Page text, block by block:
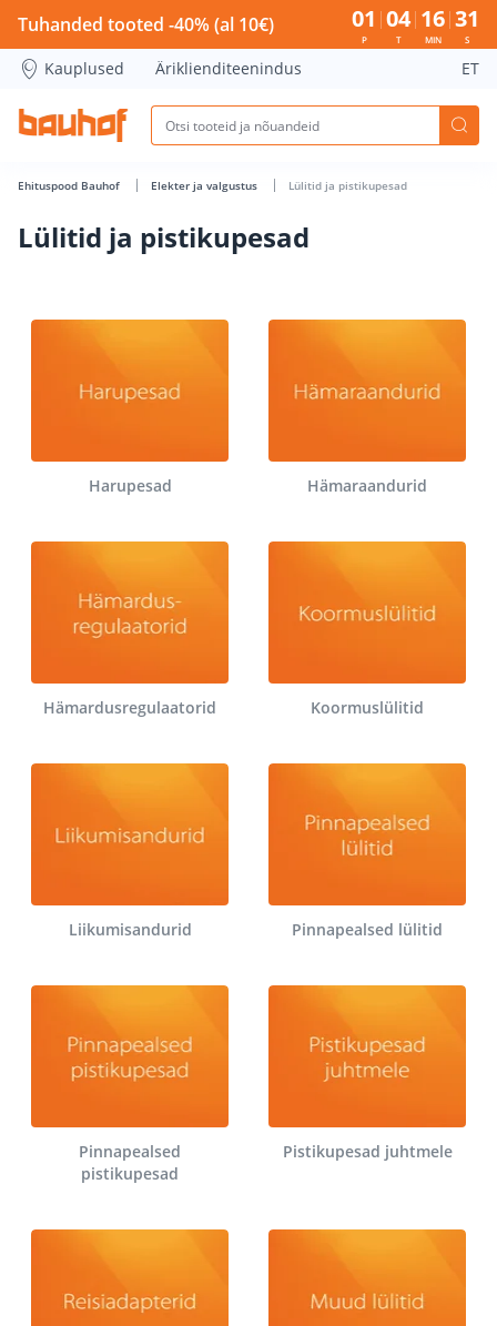
Lülitid ja pistikupesad - Bauhof has loaded
Tuhanded tooted -40% (al 10€) 01
P
04
T
16
MIN
30
S
Kauplused Äriklienditeenindus ET
Ehituspood Bauhof Elekter ja valgustus Lülitid ja pistikupesad
Lülitid ja pistikupesad
Harupesad Hämaraandurid
Hämardusregulaatorid Koormuslülitid
Liikumisandurid Pinnapealsed lülitid
Pinnapealsed
pistikupesad
Pistikupesad juhtmele